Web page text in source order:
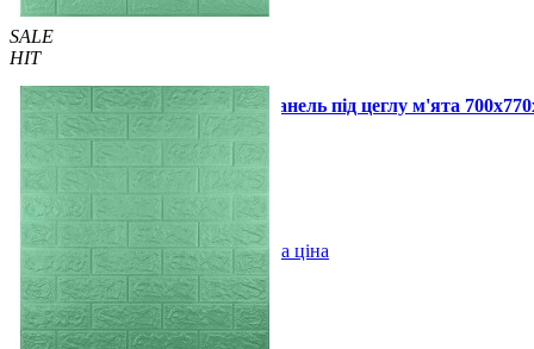
SALE
HIT
Самоклеюча декоративна 3D панель під цеглу м'ята
55 грн. /шт 130 грн. /шт
Купити В закладки Оптова ціна